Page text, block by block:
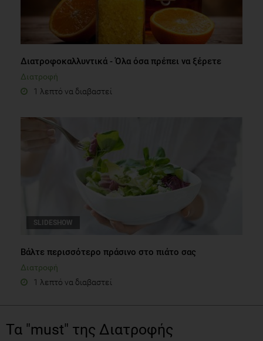
Διατροφοκαλλυντικά - Όλα όσα πρέπει να ξέρετε
Διατροφή
1 λεπτό να διαβαστεί
SLIDESHOW
Βάλτε περισσότερο πράσινο στο πιάτο σας
Διατροφή
1 λεπτό να διαβαστεί
Τα "must" της Διατροφής